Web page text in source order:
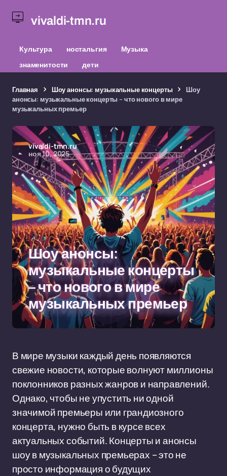
vivaldi-tmn.ru
Культура ностальгия
Музыка
знаменитости
дети
Главная Шоу анонсы: музыкальные концерты
Шоу
анонсы: музыкальные концерты – что нового в мире
музыкальных премьер
vivaldi-tmn.ru
ноя 10, 2025
Шоу анонсы:
музыкальные концерты
– что нового в мире
музыкальных премьер
В мире музыки каждый день появляются
свежие новости, которые волнуют миллионы
поклонников разных жанров и направлений.
Однако, чтобы не упустить ни одной
значимой премьеры или грандиозного
концерта, нужно быть в курсе всех
актуальных событий. Концерты и анонсы
шоу в музыкальных премьерах – это не
просто информация о будущих